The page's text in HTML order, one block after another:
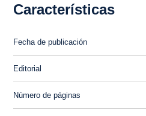
Características
Fecha de publicación
Editorial
Número de páginas